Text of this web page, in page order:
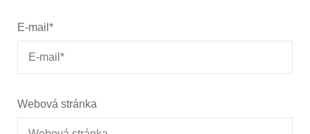
E-mail *
Webová stránka